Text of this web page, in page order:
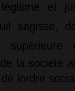
et
sagisse,
la société
lordre